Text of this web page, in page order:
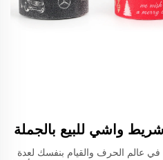
واشي للبيع بالجملة
عالم الحرف والقيام بنفسك لعدة